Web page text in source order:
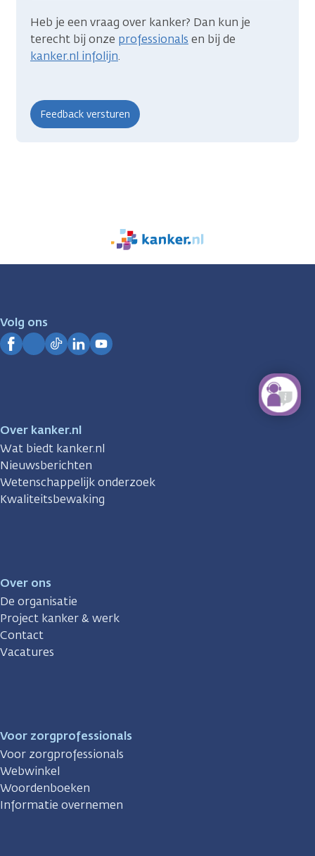
Heb je een vraag over kanker? Dan kun je
terecht bij onze professionals en bij de
kanker.nl infolijn.
We
zijn
Volg ons
Over kanker.nl
Wat biedt kanker.nl
Nieuwsberichten
Wetenschappelijk onderzoek
Kwaliteitsbewaking
Over ons
De organisatie
Project kanker & werk
Contact
Vacatures
Voor zorgprofessionals
Voor zorgprofessionals
Webwinkel
Woordenboeken
Informatie overnemen